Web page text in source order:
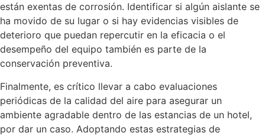
están exentas de corrosión. Identificar si algún aislante se
ha movido de su lugar o si hay evidencias visibles de
deterioro que puedan repercutir en la eficacia o el
desempeño del equipo también es parte de la
conservación preventiva.
Finalmente, es crítico llevar a cabo evaluaciones
periódicas de la calidad del aire para asegurar un
ambiente agradable dentro de las estancias de un hotel,
por dar un caso. Adoptando estas estrategias de